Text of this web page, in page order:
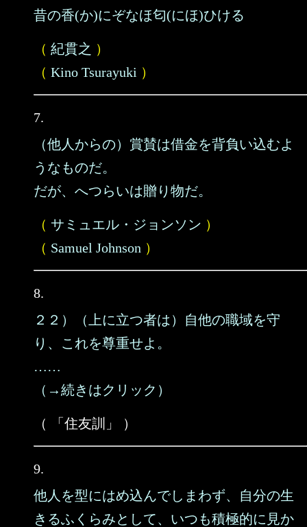
昔の香(か)にぞなほ匂(にほ)ひける
（ 紀貫之 ）
（ Kino Tsurayuki ）
7.
（他人からの）賞賛は借金を背負い込むよ
うなものだ。
だが、へつらいは贈り物だ。
（ サミュエル・ジョンソン ）
（ Samuel Johnson ）
8.
２２）（上に立つ者は）自他の職域を守
り、これを尊重せよ。
……
（→続きはクリック）
（ 「住友訓」 ）
9.
他人を型にはめ込んでしまわず、自分の生
きるふくらみとして、いつも積極的に見か